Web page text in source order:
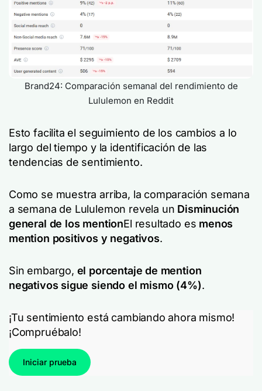
Brand24: Comparación semanal del rendimiento de
Lululemon en Reddit
Esto facilita el seguimiento de los cambios a lo
largo del tiempo y la identificación de las
tendencias de sentimiento.
Como se muestra arriba, la comparación semana
a semana de Lululemon revela un Disminución
general de los mentionEl resultado es menos
mention positivos y negativos.
Sin embargo, el porcentaje de mention
negativos sigue siendo el mismo (4%).
¡Tu sentimiento está cambiando ahora mismo!
¡Compruébalo!
Iniciar prueba